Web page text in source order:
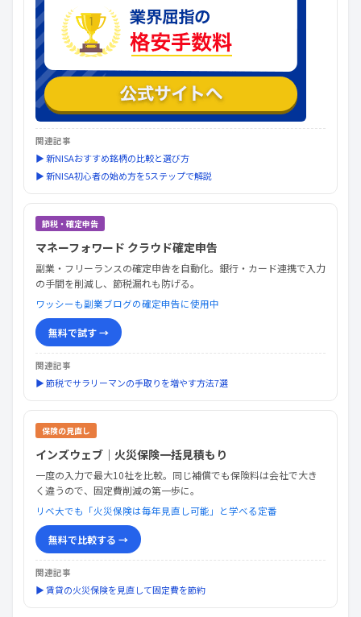
関連記事
▶ 新NISAおすすめ銘柄の比較と選び方
▶ 新NISA初心者の始め方を5ステップで解説
節税・確定申告
マネーフォワード クラウド確定申告
副業・フリーランスの確定申告を自動化。銀行・カード連携で入力
の手間を削減し、節税漏れも防げる。
ワッシーも副業ブログの確定申告に使用中
無料で試す →
関連記事
▶ 節税でサラリーマンの手取りを増やす方法7選
保険の見直し
インズウェブ｜火災保険一括見積もり
一度の入力で最大10社を比較。同じ補償でも保険料は会社で大き
く違うので、固定費削減の第一歩に。
リベ大でも「火災保険は毎年見直し可能」と学べる定番
無料で比較する →
関連記事
▶ 賃貸の火災保険を見直して固定費を節約